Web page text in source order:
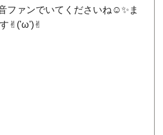
ファンでいてくださいね☺️✨ま
す✌︎('ω')✌︎